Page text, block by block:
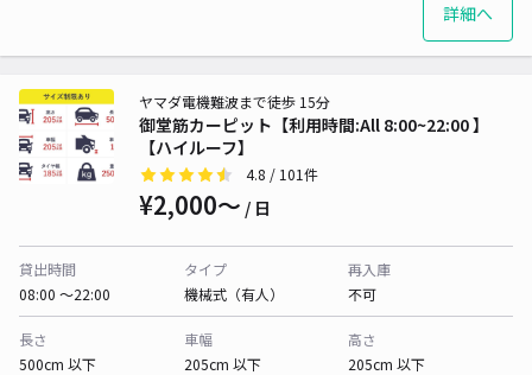
詳細へ
御堂筋カーピット【利用時間:All 8:00~22:00 】
【ハイルーフ】
ヤマダ電機難波まで徒歩 15分
4.8 / 101件
¥2,000〜 / 日
貸出時間
08:00 〜22:00
タイプ
機械式（有人）
再入庫
不可
長さ
500cm 以下
車幅
205cm 以下
高さ
205cm 以下